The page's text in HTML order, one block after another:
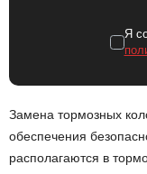
Я
Замена тормозных
обеспечения
располагаются в